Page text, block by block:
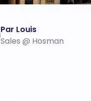
Par Louis
Sales @ Hosman